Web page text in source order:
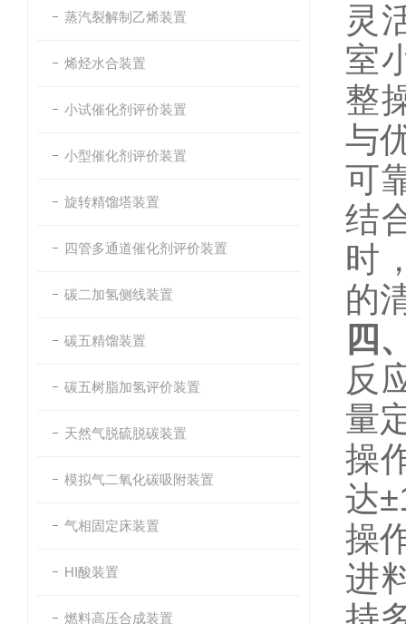
蒸汽裂解制乙烯装置
烯烃水合装置
小试催化剂评价装置
小型催化剂评价装置
旋转精馏塔装置
四管多通道催化剂评价装置
碳二加氢侧线装置
碳五精馏装置
碳五树脂加氢评价装置
天然气脱硫脱碳装置
模拟气二氧化碳吸附装置
气相固定床装置
HI酸装置
燃料高压合成装置
灵
室
整
与
可
结
时
的
四
反
量
操
达
操
进